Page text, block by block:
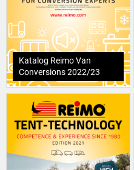
Katalog Reimo Van
Conversions 2022/23